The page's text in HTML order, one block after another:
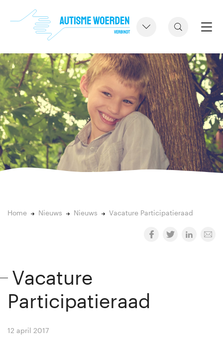
Home Nieuws Nieuws Vacature Participatieraad
Vacature
Participatieraad
12 april 2017